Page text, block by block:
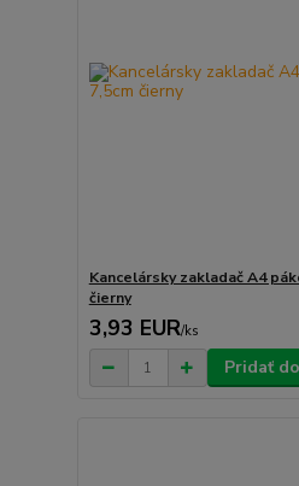
Kancelársky zakladač A4
čierny
3,93 EUR/ks
Pridať